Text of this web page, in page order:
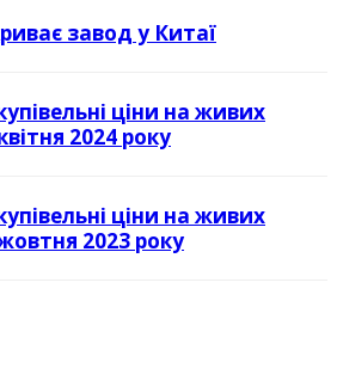
завод у Китаї
ціни на живих
2024 року
ціни на живих
2023 року